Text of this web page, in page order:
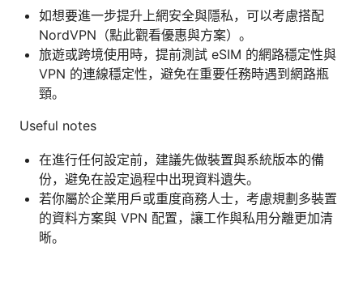
如想要進一步提升上網安全與隱私，可以考慮搭配
NordVPN（點此觀看優惠與方案）。
旅遊或跨境使用時，提前測試 eSIM 的網路穩定性與
VPN 的連線穩定性，避免在重要任務時遇到網路瓶
頸。
Useful notes
在進行任何設定前，建議先做裝置與系統版本的備
份，避免在設定過程中出現資料遺失。
若你屬於企業用戶或重度商務人士，考慮規劃多裝置
的資料方案與 VPN 配置，讓工作與私用分離更加清
晰。